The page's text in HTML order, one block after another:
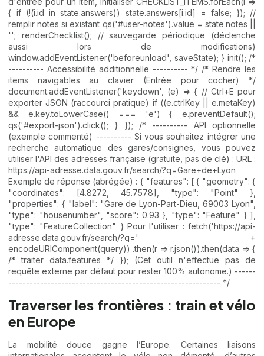
{ if (!(i.id in state.answers)) state.answers[i.id] = false; }); //
remplir notes si existant qs('#user-notes').value = state.notes ||
''; renderChecklist(); // sauvegarde périodique (déclenche
aussi lors de modifications)
window.addEventListener('beforeunload', saveState); } init(); /*
---------- Accessibilité additionnelle ---------- */ /* Rendre les
items navigables au clavier (Entrée pour cocher) */
document.addEventListener('keydown', (e) => { // Ctrl+E pour
exporter JSON (raccourci pratique) if ((e.ctrlKey || e.metaKey)
&& e.key.toLowerCase() === 'e') { e.preventDefault();
qs('#export-json').click(); } }); /* ---------- API optionnelle
(exemple commenté) ---------- Si vous souhaitez intégrer une
recherche automatique des gares/consignes, vous pouvez
utiliser l'API des adresses française (gratuite, pas de clé) : URL :
https://api-adresse.data.gouv.fr/search/?q=Gare+de+Lyon
Exemple de réponse (abrégée) : { "features": [ { "geometry": {
"coordinates": [4.8272, 45.7578], "type": "Point" },
"properties": { "label": "Gare de Lyon-Part-Dieu, 69003 Lyon",
"type": "housenumber", "score": 0.93 }, "type": "Feature" } ],
"type": "FeatureCollection" } Pour l'utiliser : fetch('https://api-
adresse.data.gouv.fr/search/?q=' +
encodeURIComponent(query)) .then(r => r.json()).then(data => {
/* traiter data.features */ }); (Cet outil n'effectue pas de
requête externe par défaut pour rester 100% autonome.) ------
------------------------------------------------------------ */
Traverser les frontières : train et vélo
en Europe
La mobilité douce gagne l’Europe. Certaines liaisons